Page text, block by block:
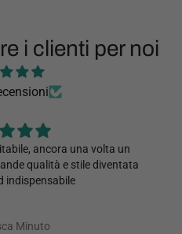
i clienti per noi
ancora una volta un
qualità e stile diventata
indispensabile
Minuto